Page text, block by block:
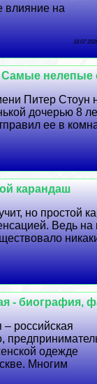
влияние на
18 07
Самые нелепые
Питер Стоун
дочерью 8
ее в
карандаш
но простой
Ведь на
- биография,
российская
одежде
Многим